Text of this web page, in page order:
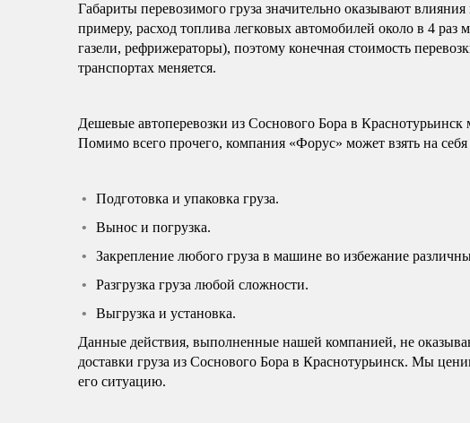
Габариты перевозимого груза значительно оказывают
примеру, расход топлива легковых автомобилей около в 4
газели, рефрижераторы), поэтому конечная стоимость
транспортах меняется.
Дешевые автоперевозки из Соснового Бора в
Помимо всего прочего, компания «Форус» может взять на
Подготовка и упаковка груза.
Вынос и погрузка.
Закрепление любого груза в машине во избежание
Разгрузка груза любой сложности.
Выгрузка и установка.
Данные действия, выполненные нашей компанией, не
доставки груза из Соснового Бора в Краснотурьинск. Мы
его ситуацию.